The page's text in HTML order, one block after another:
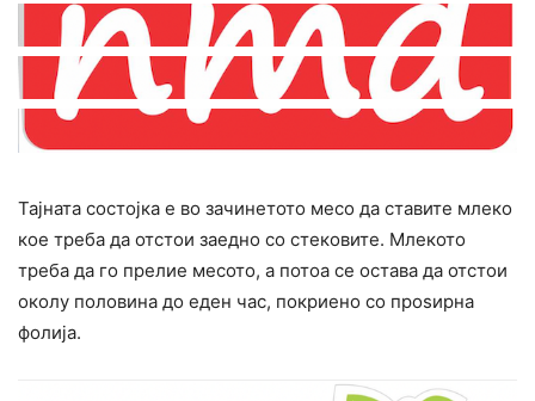
Тајната состојка е во зачинетото месо да ставите млеко
кое треба да отстои заедно со стековите. Млекото
треба да го прелие месото, а потоа се остава да отстои
околу половина до еден час, покриено со проѕирна
фолија.